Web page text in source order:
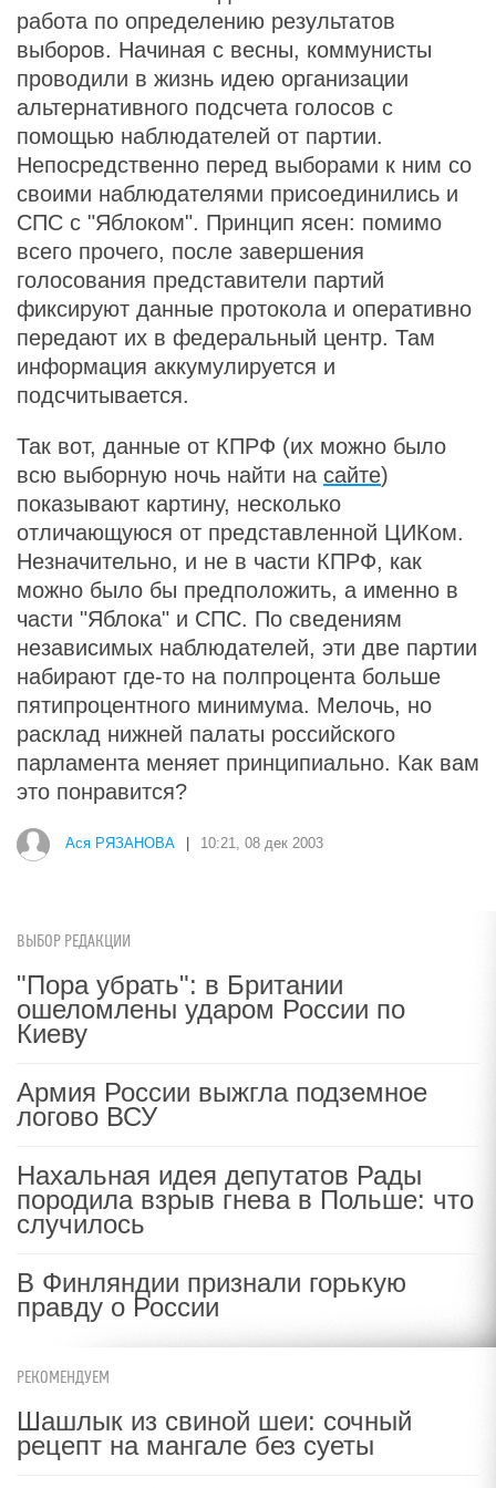
работа по определению результатов
выборов. Начиная с весны, коммунисты
проводили в жизнь идею организации
альтернативного подсчета голосов с
помощью наблюдателей от партии.
Непосредственно перед выборами к ним со
своими наблюдателями присоединились и
СПС с "Яблоком". Принцип ясен: помимо
всего прочего, после завершения
голосования представители партий
фиксируют данные протокола и оперативно
передают их в федеральный центр. Там
информация аккумулируется и
подсчитывается.
Так вот, данные от КПРФ (их можно было
всю выборную ночь найти на сайте)
показывают картину, несколько
отличающуюся от представленной ЦИКом.
Незначительно, и не в части КПРФ, как
можно было бы предположить, а именно в
части "Яблока" и СПС. По сведениям
независимых наблюдателей, эти две партии
набирают где-то на полпроцента больше
пятипроцентного минимума. Мелочь, но
расклад нижней палаты российского
парламента меняет принципиально. Как вам
это понравится?
Ася РЯЗАНОВА 10:21, 08 дек 2003
ВЫБОР РЕДАКЦИИ
"Пора убрать": в Британии
ошеломлены ударом России по
Киеву
Армия России выжгла подземное
логово ВСУ
Нахальная идея депутатов Рады
породила взрыв гнева в Польше: что
случилось
В Финляндии признали горькую
правду о России
РЕКОМЕНДУЕМ
Шашлык из свиной шеи: сочный
рецепт на мангале без суеты